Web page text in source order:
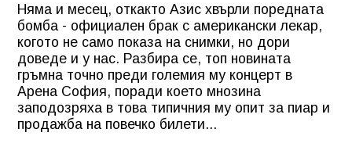
Няма и месец, откакто Азис хвърли поредната
бомба - официален брак с американски лекар,
когото не само показа на снимки, но дори
доведе и у нас. Разбира се, топ новината
гръмна точно преди големия му концерт в
Арена София, поради което мнозина
заподозряха в това типичния му опит за пиар и
продажба на повечко билети...